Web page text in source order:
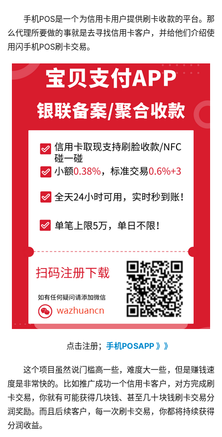
挖
登录 注册
手机POS是一个为信用卡用户提供刷卡收款的平台。那
么代理所要做的事就是去寻找信用卡客户，并给他们介绍使
用闪手机POS刷卡交易。
点击注册； 手机POSAPP 》》
这个项目虽然说门槛高一些，难度大一些，但是赚钱速
度是非常快的。比如推广成功一个信用卡客户，对方完成刷
卡交易，你就有可能获得几块钱、甚至几十块钱刷卡交易分
润奖励。而且后续客户，每一次刷卡交易，你都将持续获得
分润收益。